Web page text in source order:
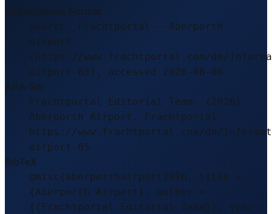
Empfohlenes Format
Source: Frachtportal – Aberporth
Airport
(https://www.frachtportal.com/de/
airport-85), accessed 2026-08-06
APA-Stil
Frachtportal Editorial Team. (2026).
Aberporth Airport. Frachtportal.
https://www.frachtportal.com/de/
airport-85
BibTeX
@misc{aberporthairport2026, title =
{Aberporth Airport}, author =
{{Frachtportal Editorial Team}}, year =